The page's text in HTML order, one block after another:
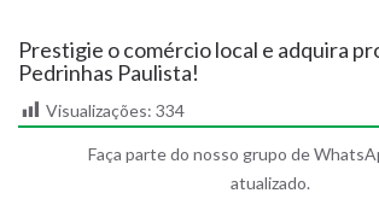
Prestigie o comércio local e adquira
Pedrinhas Paulista!
Visualizações: 334
Faça parte do nosso grupo de
atualizado.